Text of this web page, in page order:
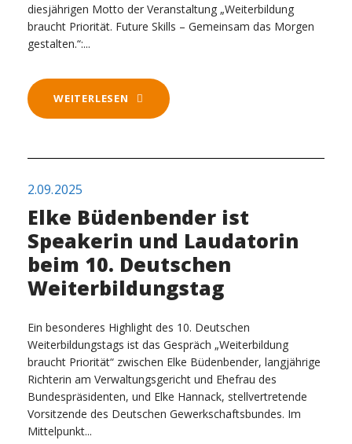
diesjährigen Motto der Veranstaltung „Weiterbildung
braucht Priorität. Future Skills – Gemeinsam das Morgen
gestalten.“:...
WEITERLESEN
2.09.2025
Elke Büdenbender ist
Speakerin und Laudatorin
beim 10. Deutschen
Weiterbildungstag
Ein besonderes Highlight des 10. Deutschen
Weiterbildungstags ist das Gespräch „Weiterbildung
braucht Priorität“ zwischen Elke Büdenbender, langjährige
Richterin am Verwaltungsgericht und Ehefrau des
Bundespräsidenten, und Elke Hannack, stellvertretende
Vorsitzende des Deutschen Gewerkschaftsbundes. Im
Mittelpunkt...